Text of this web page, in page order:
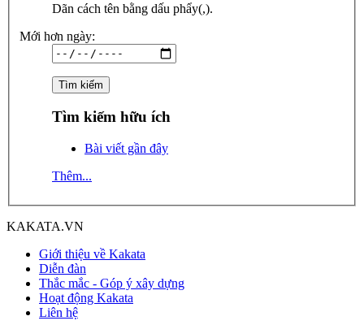
Dãn cách tên bằng dấu phẩy(,).
Mới hơn ngày:
Tìm kiếm hữu ích
Bài viết gần đây
Thêm...
KAKATA.VN
Giới thiệu về Kakata
Diễn đàn
Thắc mắc - Góp ý xây dựng
Hoạt động Kakata
Liên hệ